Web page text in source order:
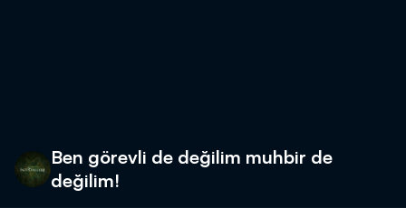
Ben görevli de değilim muhbir de
değilim!